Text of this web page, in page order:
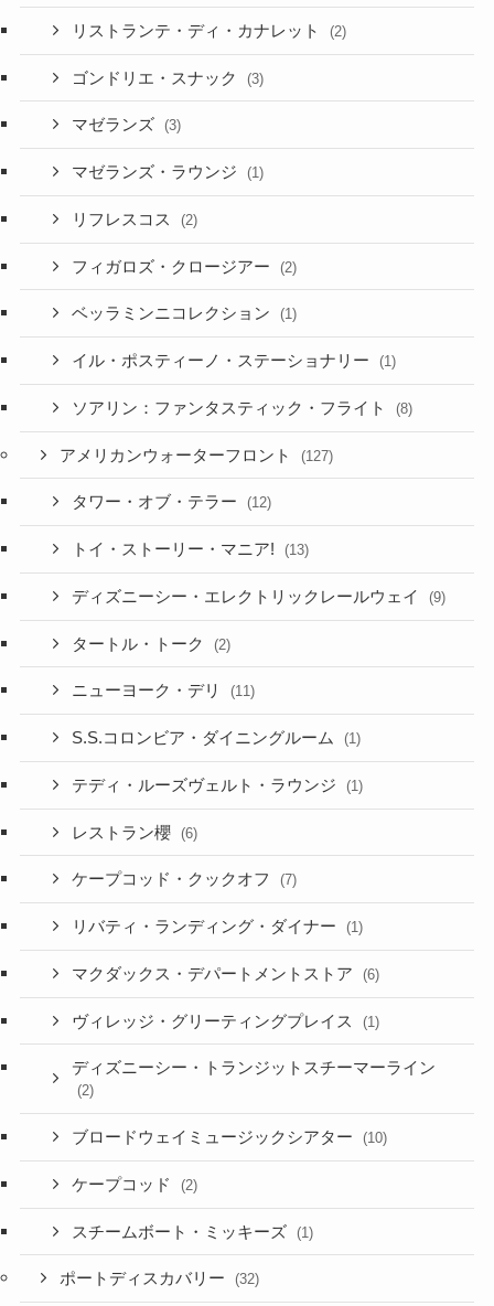
リストランテ・ディ・カナレット (2)
ゴンドリエ・スナック (3)
マゼランズ (3)
マゼランズ・ラウンジ (1)
リフレスコス (2)
フィガロズ・クロージアー (2)
ベッラミンニコレクション (1)
イル・ポスティーノ・ステーショナリー (1)
ソアリン：ファンタスティック・フライト (8)
アメリカンウォーターフロント (127)
タワー・オブ・テラー (12)
トイ・ストーリー・マニア! (13)
ディズニーシー・エレクトリックレールウェイ (9)
タートル・トーク (2)
ニューヨーク・デリ (11)
S.S.コロンビア・ダイニングルーム (1)
テディ・ルーズヴェルト・ラウンジ (1)
レストラン櫻 (6)
ケープコッド・クックオフ (7)
リバティ・ランディング・ダイナー (1)
マクダックス・デパートメントストア (6)
ヴィレッジ・グリーティングプレイス (1)
ディズニーシー・トランジットスチーマーライン
(2)
ブロードウェイミュージックシアター (10)
ケープコッド (2)
スチームボート・ミッキーズ (1)
ポートディスカバリー (32)